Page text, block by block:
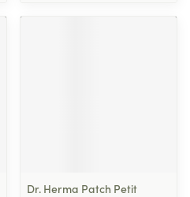
Dr. Herma Patch Petit